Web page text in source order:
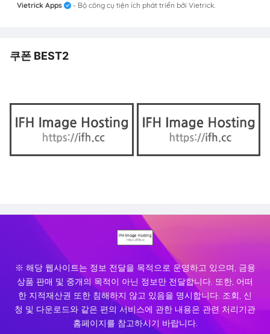
Vietrick Apps - Bộ công cụ tiện ích phát triển bởi Vietrick.
쿠폰 BEST2
※ 해당 웹사이트는 정보 전달을 목적으로 운영하고 있으며, 금융
상품 판매 및 중개의 목적이 아닌 정보만 전달합니다. 또한, 어떠
한 지적재산권 또한 침해하지 않고 있음을 명시합니다. 조회, 신
청 및 다운로드와 같은 편의 서비스에 관한 내용은 관련 처리기관
홈페이지를 참고하시기 바랍니다.